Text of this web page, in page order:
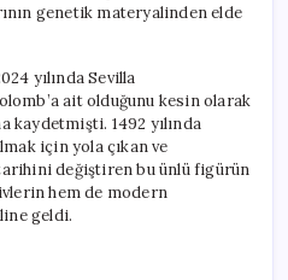
genetik materyalinden elde
yılında Sevilla
ait olduğunu kesin olarak
kaydetmişti. 1492 yılında
için yola çıkan ve
değiştiren bu ünlü figürün
hem de modern
geldi.